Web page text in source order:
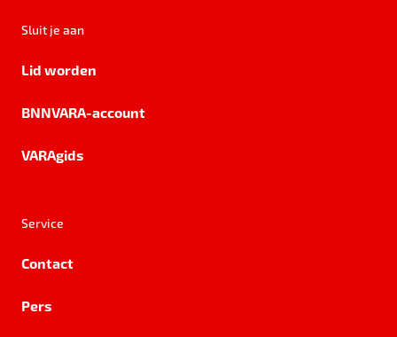
Sluit je aan
Lid worden
BNNVARA-account
VARAgids
Service
Contact
Pers